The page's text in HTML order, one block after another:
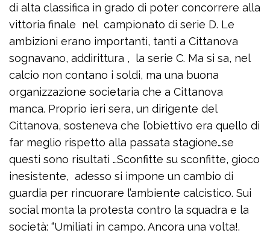
di alta classifica in grado di poter concorrere alla
vittoria finale nel campionato di serie D. Le
ambizioni erano importanti, tanti a Cittanova
sognavano, addirittura , la serie C. Ma si sa, nel
calcio non contano i soldi, ma una buona
organizzazione societaria che a Cittanova
manca. Proprio ieri sera, un dirigente del
Cittanova, sosteneva che l’obiettivo era quello di
far meglio rispetto alla passata stagione…se
questi sono risultati …Sconfitte su sconfitte, gioco
inesistente, adesso si impone un cambio di
guardia per rincuorare l’ambiente calcistico. Sui
social monta la protesta contro la squadra e la
società: “Umiliati in campo. Ancora una volta!.